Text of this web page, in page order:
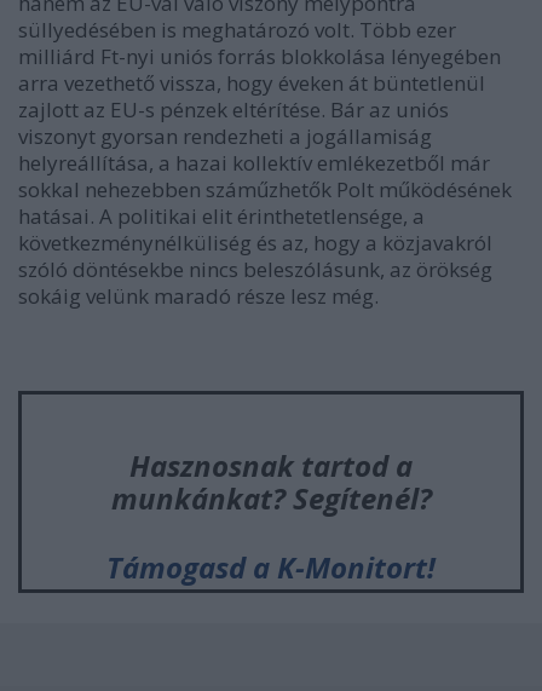
süllyedésében is meghatározó volt. Több ezer
milliárd Ft-nyi uniós forrás blokkolása lényegében
arra vezethető vissza, hogy éveken át büntetlenül
zajlott az EU-s pénzek eltérítése. Bár az uniós
viszonyt gyorsan rendezheti a jogállamiság
helyreállítása, a hazai kollektív emlékezetből már
sokkal nehezebben száműzhetők Polt működésének
hatásai. A politikai elit érinthetetlensége, a
következménynélküliség és az, hogy a közjavakról
szóló döntésekbe nincs beleszólásunk, az örökség
sokáig velünk maradó része lesz még.
Hasznosnak tartod a
munkánkat? Segítenél?
Támogasd a K-Monitort!